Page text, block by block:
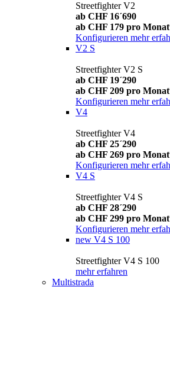
Streetfighter V2
ab CHF 16´690
ab CHF 179 pro
Konfigurieren mehr
V2 S
Streetfighter V2 S
ab CHF 19´290
ab CHF 209 pro
Konfigurieren mehr
V4
Streetfighter V4
ab CHF 25´290
ab CHF 269 pro
Konfigurieren mehr
V4 S
Streetfighter V4 S
ab CHF 28´290
ab CHF 299 pro
Konfigurieren mehr
new V4 S 100
Streetfighter V4 S 100
mehr erfahren
Multistrada